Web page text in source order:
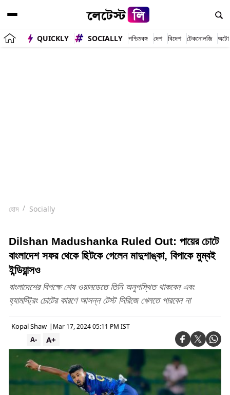
QUICKLY SOCIALLY পশ্চিমবঙ্গ দেশ বিদেশ টেকনোলজি অটো
হোম Socially
Dilshan Madushanka Ruled Out: পায়ের চোটে
বাংলাদেশ সফর থেকে ছিটকে গেলেন মাদুশাঙ্কা, বিপাকে মুম্বই
ইন্ডিয়ান্সও
বাংলাদেশের বিপক্ষে শেষ ওয়ানডেতে তিনি অনুপস্থিত থাকবেন এবং
হ্যামস্ট্রিং চোটের কারণে আসন্ন টেস্ট সিরিজে খেলতে পারবেন না
Kopal Shaw | Mar 17, 2024 05:11 PM IST
A+
A-